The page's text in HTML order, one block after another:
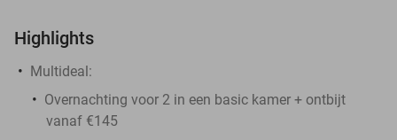
Highlights
Multideal:
Overnachting voor 2 in een basic kamer + ontbijt
vanaf €145